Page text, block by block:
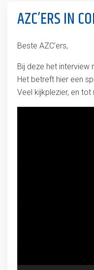
AZC’ERS IN
Beste AZC’ers,
Bij deze het interview
Het betreft hier een
Veel kijkplezier, en tot